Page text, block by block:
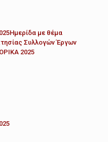
με θέμα
Συλλογών Έργων
2025